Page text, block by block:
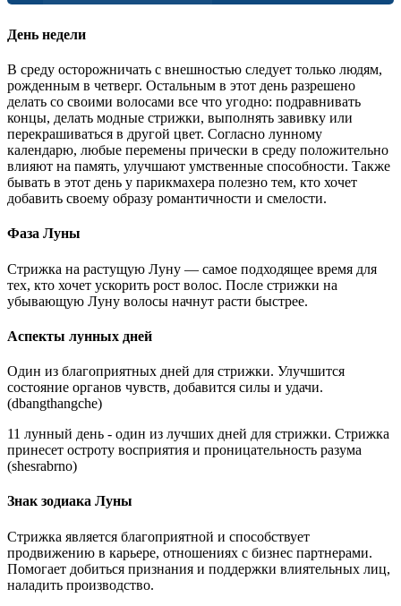
26 27 28 29 30 31
День недели
В среду осторожничать с внешностью следует только людям,
рожденным в четверг. Остальным в этот день разрешено
делать со своими волосами все что угодно: подравнивать
концы, делать модные стрижки, выполнять завивку или
перекрашиваться в другой цвет. Согласно лунному
календарю, любые перемены прически в среду положительно
влияют на память, улучшают умственные способности. Также
бывать в этот день у парикмахера полезно тем, кто хочет
добавить своему образу романтичности и смелости.
Фаза Луны
Стрижка на растущую Луну — самое подходящее время для
тех, кто хочет ускорить рост волос. После стрижки на
убывающую Луну волосы начнут расти быстрее.
Аспекты лунных дней
Один из благоприятных дней для стрижки. Улучшится
состояние органов чувств, добавится силы и удачи.
(dbangthangche)
11 лунный день - один из лучших дней для стрижки. Стрижка
принесет остроту восприятия и проницательность разума
(shesrabrno)
Знак зодиака Луны
Стрижка является благоприятной и способствует
продвижению в карьере, отношениях с бизнес партнерами.
Помогает добиться признания и поддержки влиятельных лиц,
наладить производство.